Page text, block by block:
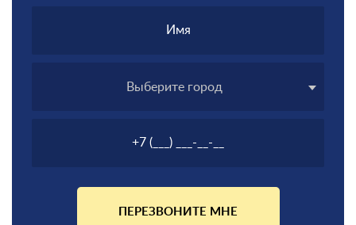
Выберите город
ПЕРЕЗВОНИТЕ МНЕ